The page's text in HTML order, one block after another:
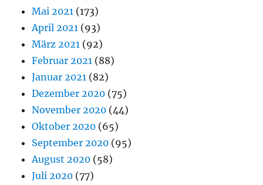
Mai 2021 (173)
April 2021 (93)
März 2021 (92)
Februar 2021 (88)
Januar 2021 (82)
Dezember 2020 (75)
November 2020 (44)
Oktober 2020 (65)
September 2020 (95)
August 2020 (58)
Juli 2020 (77)